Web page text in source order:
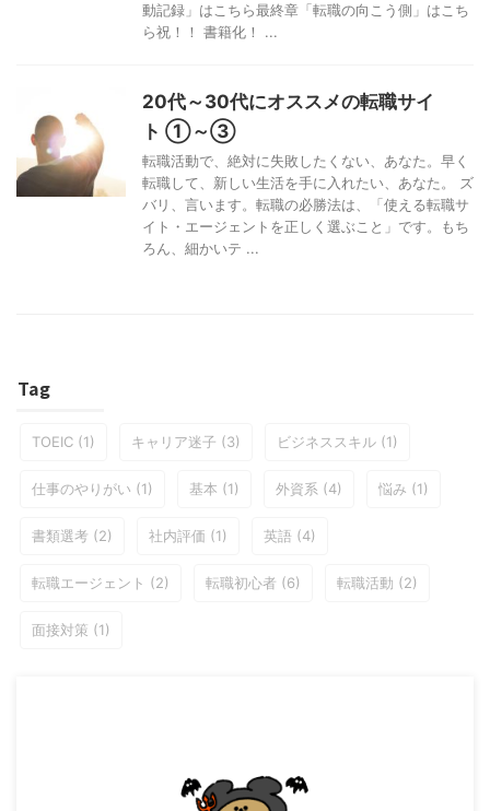
動記録」はこちら最終章「転職の向こう側」はこち
ら祝！！ 書籍化！ ...
20代～30代にオススメの転職サイ
ト ①～③
転職活動で、絶対に失敗したくない、あなた。早く
転職して、新しい生活を手に入れたい、あなた。 ズ
バリ、言います。転職の必勝法は、「使える転職サ
イト・エージェントを正しく選ぶこと」です。もち
ろん、細かいテ ...
Tag
TOEIC (1) キャリア迷子 (3) ビジネススキル (1)
仕事のやりがい (1) 基本 (1) 外資系 (4) 悩み (1)
書類選考 (2) 社内評価 (1) 英語 (4)
転職エージェント (2) 転職初心者 (6) 転職活動 (2)
面接対策 (1)